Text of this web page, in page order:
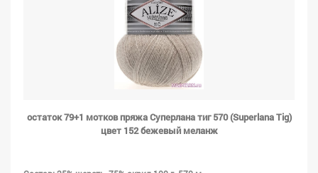
остаток 79+1 мотков пряжа Суперлана тиг 570 (Superlana Tig)
цвет 152 бежевый меланж